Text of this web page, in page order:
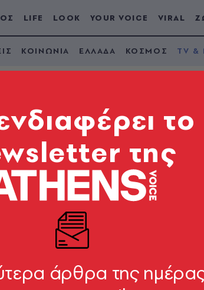
LIFE LOOK YOUR VOICE VIRAL
ΚΟΙΝΩΝΙΑ ΕΛΛΑΔΑ ΚΟΣΜΟΣ TV &
το
της
άρθρα της